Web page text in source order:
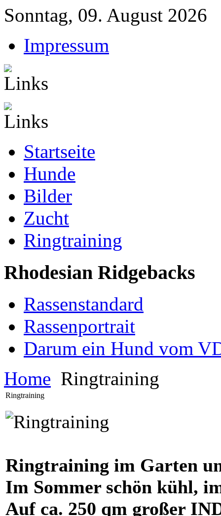
Sonntag, 09. August 2026
Impressum
Startseite
Hunde
Bilder
Zucht
Ringtraining
Rhodesian Ridgebacks
Rassenstandard
Rassenportrait
Darum ein Hund vom
Home Ringtraining
Ringtraining
Ringtraining im Garten
Im Sommer schön kühl,
Auf ca. 250 qm großer